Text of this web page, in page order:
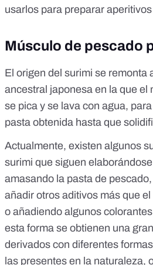
usarlos para preparar
Músculo de pescado
El origen del surimi se remonta
ancestral japonesa en la que el
se pica y se lava con agua,
pasta obtenida hasta que
Actualmente, existen algunos
surimi que siguen
amasando la pasta de
añadir otros aditivos más que
o añadiendo algunos
esta forma se obtienen una
derivados con diferentes
las presentes en la naturaleza,